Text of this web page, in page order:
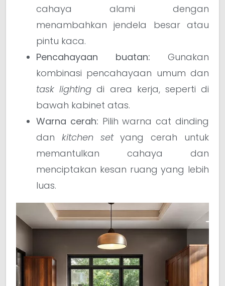
cahaya alami dengan
menambahkan jendela besar atau
pintu kaca.
Pencahayaan buatan: Gunakan
kombinasi pencahayaan umum dan
task lighting di area kerja, seperti di
bawah kabinet atas.
Warna cerah: Pilih warna cat dinding
dan kitchen setyang cerah untuk
memantulkan cahaya dan
menciptakan kesan ruang yang lebih
luas.